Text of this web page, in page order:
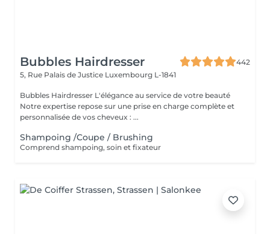
Bubbles Hairdresser
442
5, Rue Palais de Justice Luxembourg L-1841
Bubbles Hairdresser L'élégance au service de votre beauté
Notre expertise repose sur une prise en charge complète et
personnalisée de vos cheveux : ...
Shampoing /Coupe / Brushing
Comprend shampoing, soin et fixateur